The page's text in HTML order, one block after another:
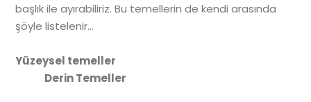
başlık ile ayırabiliriz. Bu temellerin de kendi arasında
şöyle listelenir…
Yüzeysel temeller
DerinTemeller